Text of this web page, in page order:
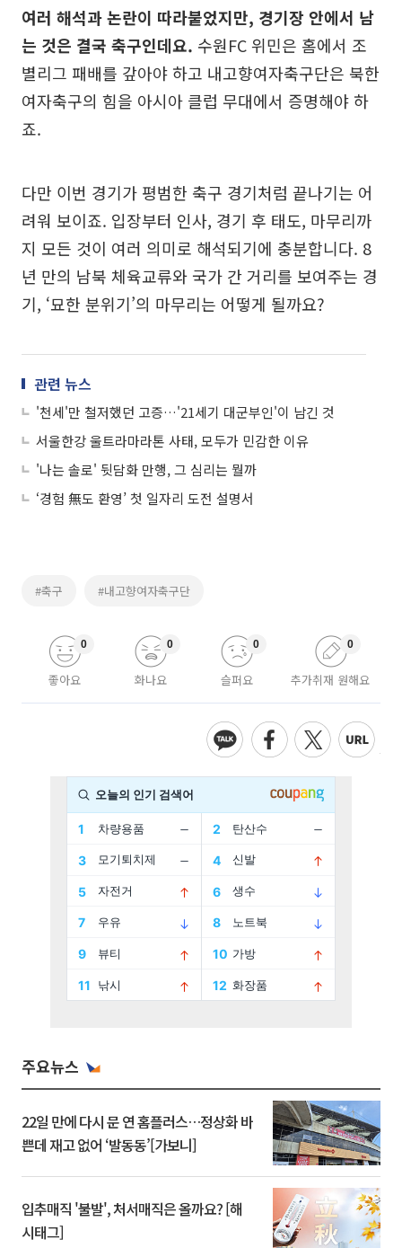
여러 해석과 논란이 따라붙었지만, 경기장 안에서 남
는 것은 결국 축구인데요. 수원FC 위민은 홈에서 조
별리그 패배를 갚아야 하고 내고향여자축구단은 북한
여자축구의 힘을 아시아 클럽 무대에서 증명해야 하
죠.
다만 이번 경기가 평범한 축구 경기처럼 끝나기는 어
려워 보이죠. 입장부터 인사, 경기 후 태도, 마무리까
지 모든 것이 여러 의미로 해석되기에 충분합니다. 8
년 만의 남북 체육교류와 국가 간 거리를 보여주는 경
기, ‘묘한 분위기’의 마무리는 어떻게 될까요?
관련 뉴스
'천세'만 철저했던 고증…'21세기 대군부인'이 남긴 것
서울한강 울트라마라톤 사태, 모두가 민감한 이유
'나는 솔로' 뒷담화 만행, 그 심리는 뭘까
‘경험 無도 환영’ 첫 일자리 도전 설명서
#축구 #내고향여자축구단
좋아요
0
화나요
0
슬퍼요
0
추가취재 원해요
0
주요뉴스
22일 만에 다시 문 연 홈플러스…정상화 바
쁜데 재고 없어 ‘발동동’[가보니]
입추매직 '불발', 처서매직은 올까요? [해
시태그]